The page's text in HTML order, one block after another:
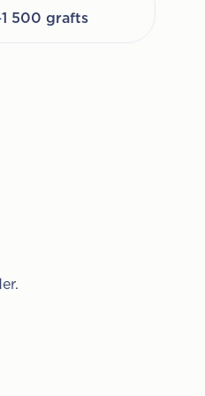
1 500 grafts